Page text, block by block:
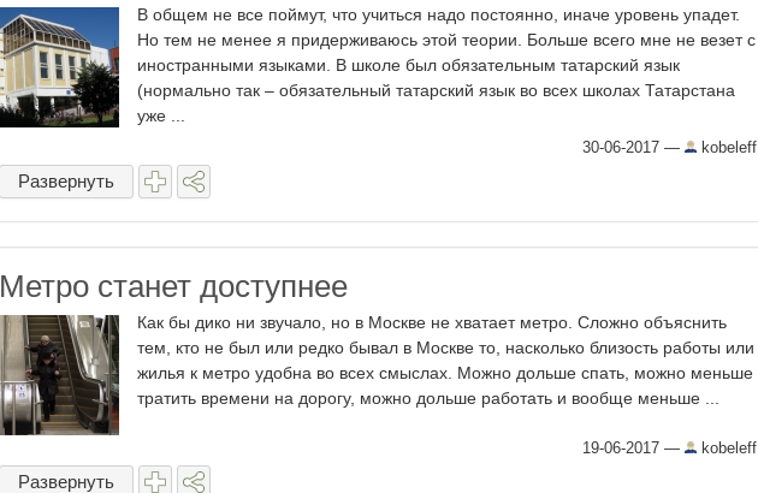
В общем не все поймут, что учиться надо постоянно, иначе уровень упадет.
Но тем не менее я придерживаюсь этой теории. Больше всего мне не везет с
иностранными языками. В школе был обязательным татарский язык
(нормально так – обязательный татарский язык во всех школах Татарстана
уже ...
30-06-2017 — kobeleff
Развернуть
Метро станет доступнее
Как бы дико ни звучало, но в Москве не хватает метро. Сложно объяснить
тем, кто не был или редко бывал в Москве то, насколько близость работы или
жилья к метро удобна во всех смыслах. Можно дольше спать, можно меньше
тратить времени на дорогу, можно дольше работать и вообще меньше ...
19-06-2017 — kobeleff
Развернуть